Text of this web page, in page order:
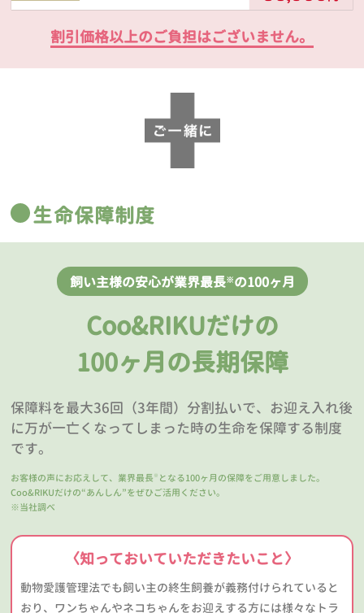
割引価格以上のご負担はございません。
生命保障制度
飼い主様の安心が業界最長※の100ヶ月
Coo&RIKUだけの
100ヶ月の長期保障
保障料を最大36回（3年間）分割払いで、お迎え入れ後
に万が一亡くなってしまった時の生命を保障する制度
です。
お客様の声にお応えして、業界最長 ※ となる100ヶ月の保障をご用意しました。
Coo&RIKUだけの“あんしん”をぜひご活用ください。
※当社調べ
〈知っておいていただきたいこと〉
動物愛護管理法でも飼い主の終生飼養が義務付けられていると
おり、ワンちゃんやネコちゃんをお迎えする方には様々なトラ